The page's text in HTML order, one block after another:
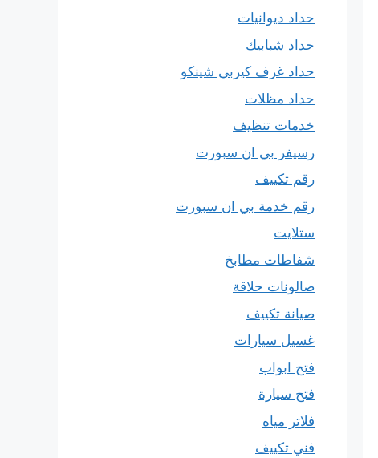
حداد ديوانيات
حداد شبابيك
حداد غرف كيربي شينكو
حداد مظلات
خدمات تنظيف
رسيفر بي ان سبورت
رقم تكييف
رقم خدمة بي ان سبورت
ستلايت
شفاطات مطابخ
صالونات حلاقة
صيانة تكييف
غسيل سيارات
فتح ابواب
فتح سيارة
فلاتر مياه
فني تكييف